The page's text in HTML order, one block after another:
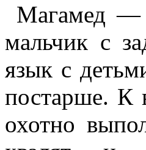
Магамед —
мальчик с
язык с
постарше. К
охотно